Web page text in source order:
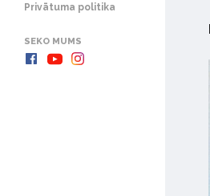
Privātuma politika
SEKO MUMS